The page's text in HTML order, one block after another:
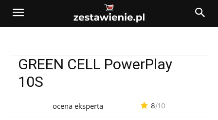
GREEN CELL PowerPlay
10S
ocena eksperta 8/10